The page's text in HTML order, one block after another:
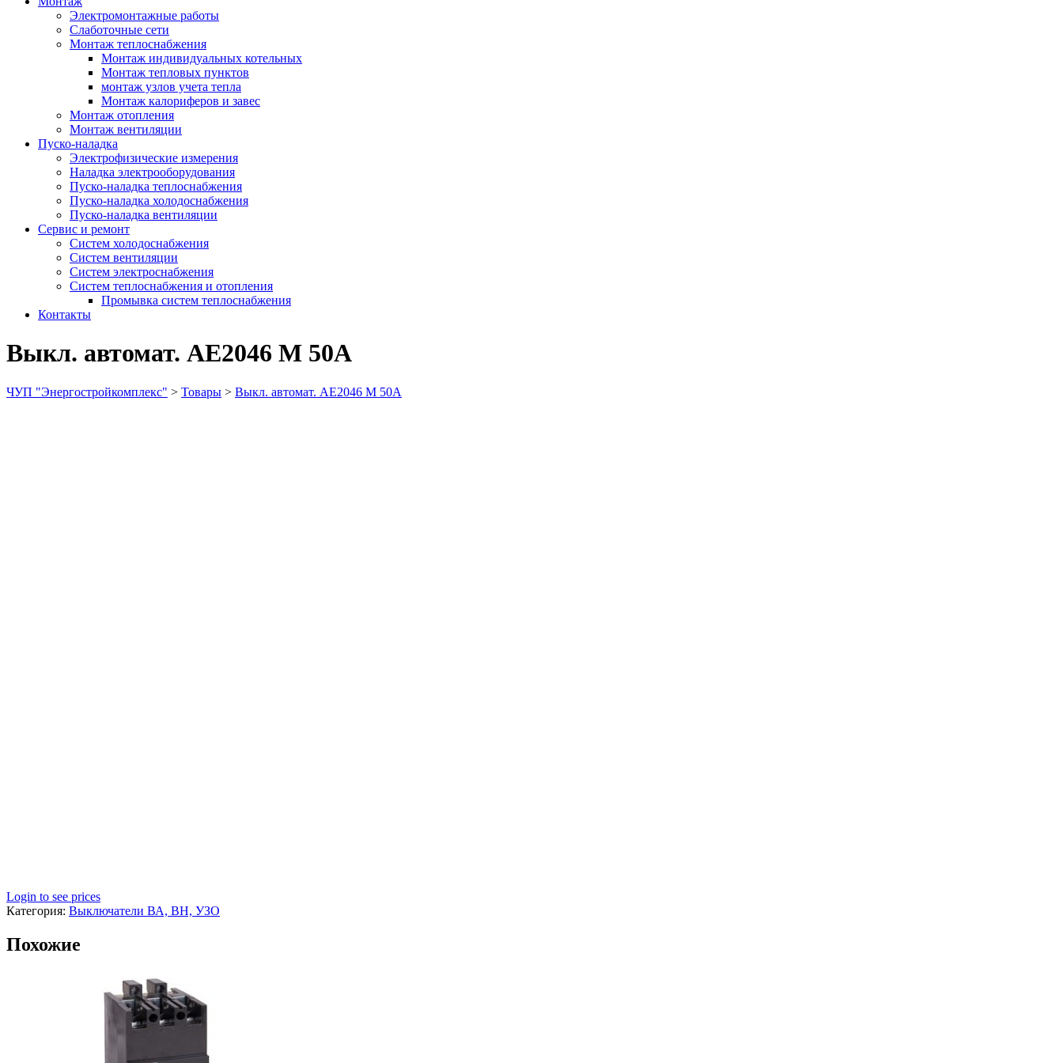
Электромонтажные работы
Слаботочные сети
Монтаж теплоснабжения
Монтаж индивидуальных котельных
Монтаж тепловых пунктов
монтаж узлов учета тепла
Монтаж калориферов и завес
Монтаж отопления
Монтаж вентиляции
Пуско-наладка
Электрофизические измерения
Наладка электрооборудования
Пуско-наладка теплоснабжения
Пуско-наладка холодоснабжения
Пуско-наладка вентиляции
Сервис и ремонт
Систем холодоснабжения
Систем вентиляции
Систем электроснабжения
Систем теплоснабжения и отопления
Промывка систем теплоснабжения
Контакты
Выкл. автомат. АЕ2046 М 50А
ЧУП "Энергостройкомплекс" > Товары > Выкл. автомат. АЕ2046 М 50А
Login to see prices
Категория: Выключатели ВА, ВН, УЗО
Похожие